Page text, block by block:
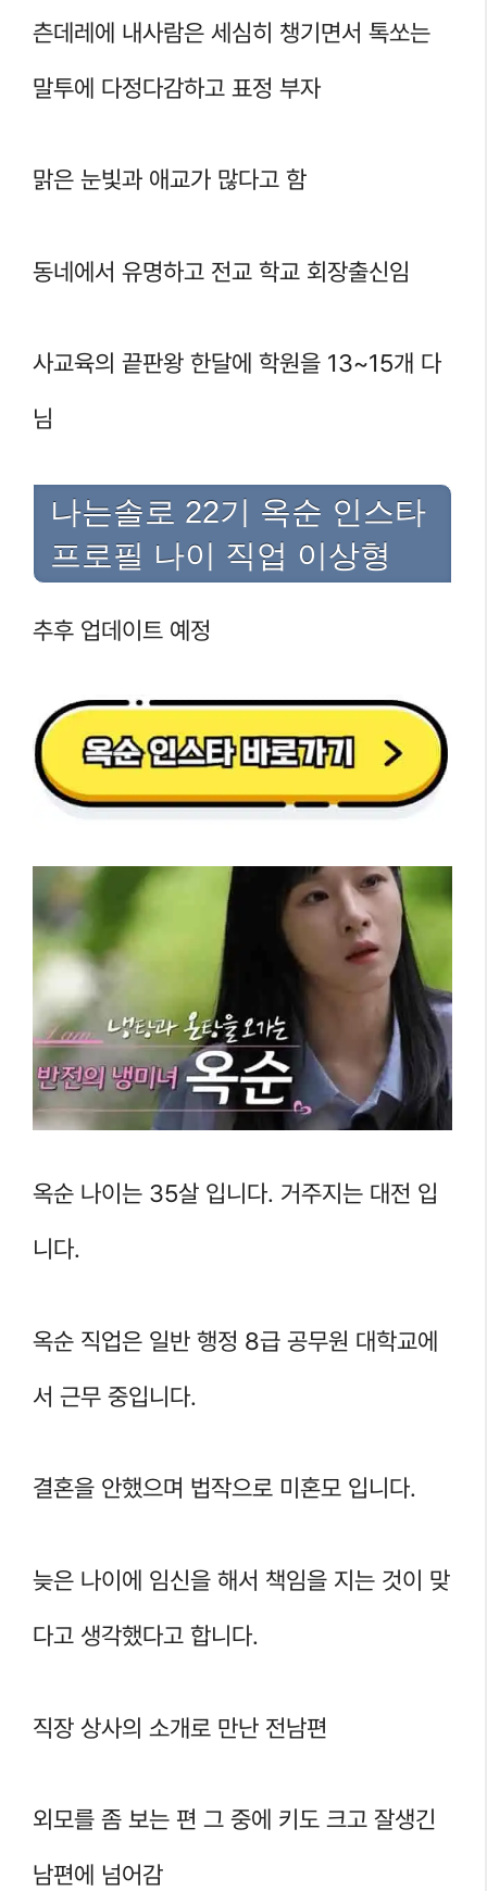
츤데레에 내사람은 세심히 챙기면서 톡쏘는
말투에 다정다감하고 표정 부자
맑은 눈빛과 애교가 많다고 함
동네에서 유명하고 전교 학교 회장출신임
사교육의 끝판왕 한달에 학원을 13~15개 다
님
나는솔로 22기 옥순 인스타
프로필 나이 직업 이상형
추후 업데이트 예정
옥순 나이는 35살 입니다. 거주지는 대전 입
니다.
옥순 직업은 일반 행정 8급 공무원 대학교에
서 근무 중입니다.
결혼을 안했으며 법작으로 미혼모 입니다.
늦은 나이에 임신을 해서 책임을 지는 것이 맞
다고 생각했다고 합니다.
직장 상사의 소개로 만난 전남편
외모를 좀 보는 편 그 중에 키도 크고 잘생긴
남편에 넘어감